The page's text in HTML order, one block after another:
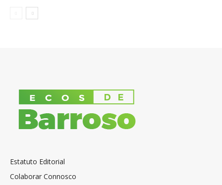
Estatuto Editorial
Colaborar Connosco